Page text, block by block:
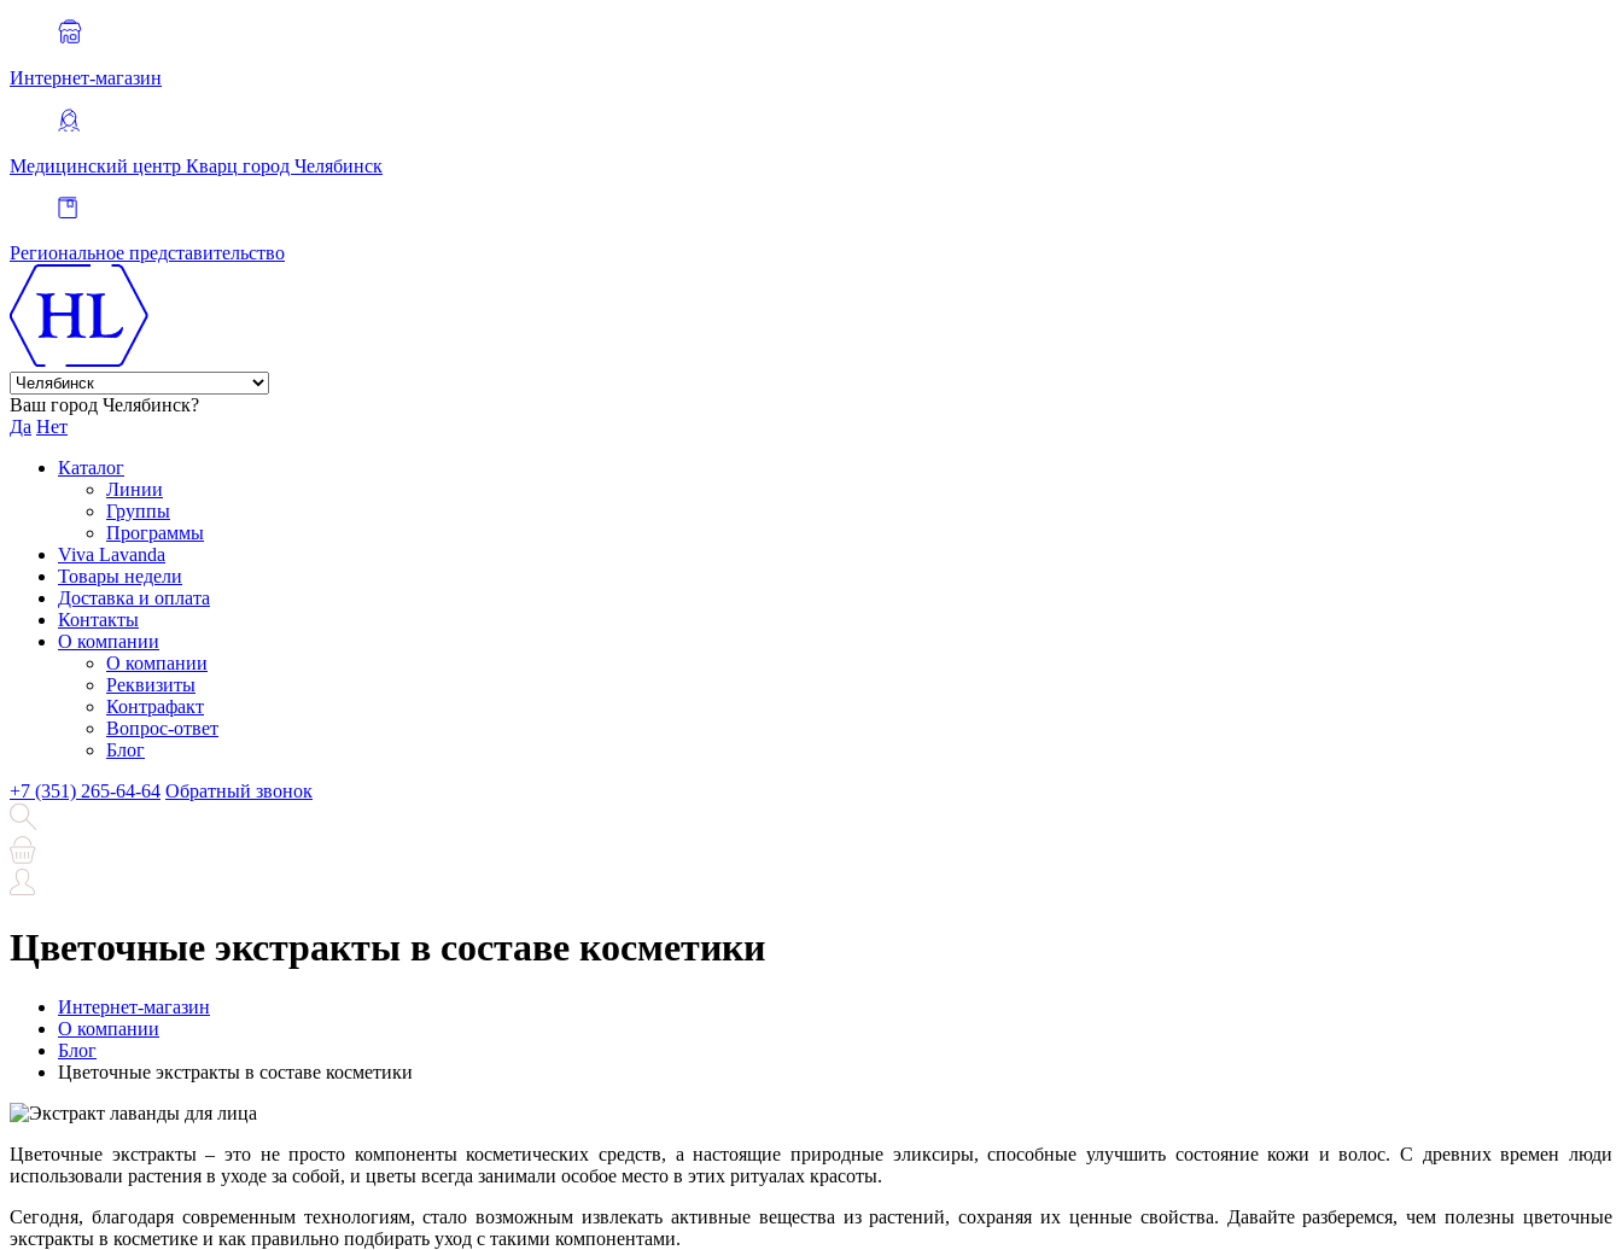
Интернет-магазин
Медицинский центр Кварц город Челябинск
Региональное представительство
Ваш город Челябинск?
Да Нет
Каталог
Линии
Группы
Программы
Viva Lavanda
Товары недели
Доставка и оплата
Контакты
О компании
О компании
Реквизиты
Контрафакт
Вопрос-ответ
Блог
+7 (351) 265-64-64 Обратный звонок
Цветочные экстракты в составе косметики
Интернет-магазин
О компании
Блог
Цветочные экстракты в составе косметики
Цветочные экстракты – это не просто компоненты косметических средств, а настоящие природные эликсиры, способные улучшить состояние кожи и волос. С древних времен люди
использовали растения в уходе за собой, и цветы всегда занимали особое место в этих ритуалах красоты.
Сегодня, благодаря современным технологиям, стало возможным извлекать активные вещества из растений, сохраняя их ценные свойства. Давайте разберемся, чем полезны цветочные
экстракты в косметике и как правильно подбирать уход с такими компонентами.